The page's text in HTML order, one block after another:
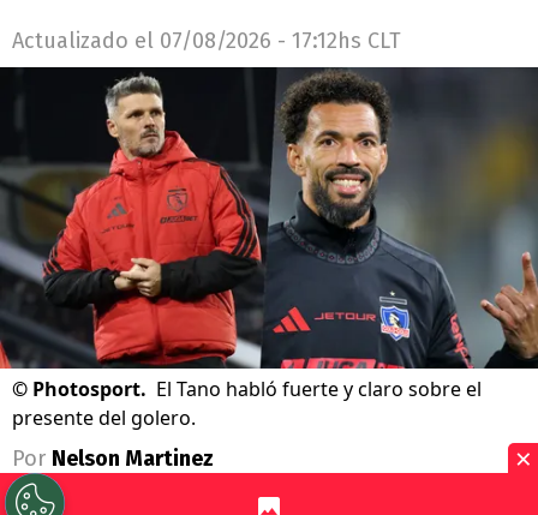
Actualizado el 07/08/2026 - 17:12hs CLT
© Photosport. El Tano habló fuerte y claro sobre el
presente del golero.
Por Nelson Martinez ×